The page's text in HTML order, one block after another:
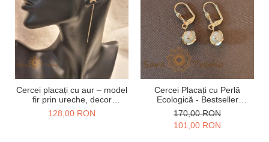
Cercei placați cu aur – model
fir prin ureche, decor
semilună
128,00 RON
Cercei Placați cu Perlă
Ecologică - Bestseller
SaraTremo - 2.5 cm
170,00 RON
101,00 RON